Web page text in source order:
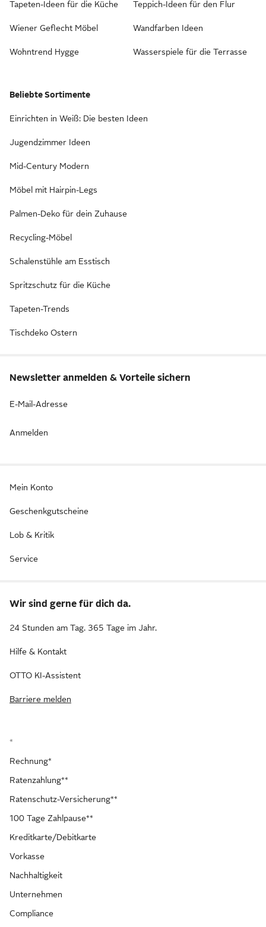
Tapeten-Ideen für die Küche
Wiener Geflecht Möbel
Wohntrend Hygge
Teppich-Ideen für den Flur
Wandfarben Ideen
Wasserspiele für die Terrasse
Beliebte Sortimente
Einrichten in Weiß: Die besten Ideen
Jugendzimmer Ideen
Mid-Century Modern
Möbel mit Hairpin-Legs
Palmen-Deko für dein Zuhause
Recycling-Möbel
Schalenstühle am Esstisch
Spritzschutz für die Küche
Tapeten-Trends
Tischdeko Ostern
Newsletter anmelden & Vorteile sichern
E-Mail-Adresse
Anmelden
Mein Konto
Geschenkgutscheine
Lob & Kritik
Service
Wir sind gerne für dich da.
24 Stunden am Tag. 365 Tage im Jahr.
Hilfe & Kontakt
OTTO KI-Assistent
Barriere melden
*
Rechnung*
Ratenzahlung**
Ratenschutz-Versicherung**
100 Tage Zahlpause**
Kreditkarte/Debitkarte
Vorkasse
Nachhaltigkeit
Unternehmen
Compliance